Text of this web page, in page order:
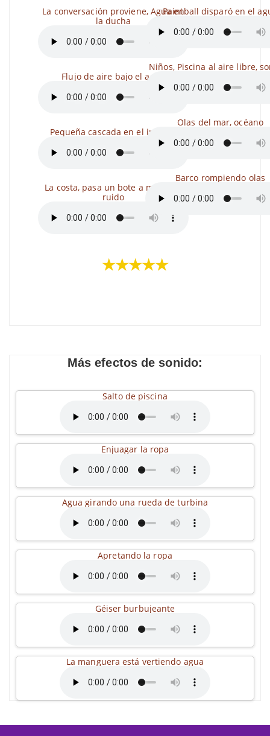
La conversación proviene, Agua en
la ducha
Flujo de aire bajo el agua
Pequeña cascada en el interior
La costa, pasa un bote a motor, el
ruido
Paintball disparó en el
Niños, Piscina al aire libre,
Olas del mar, océano
Barco rompiendo olas
★★★★★
Más efectos de sonido:
Salto de piscina
Enjuagar la ropa
Agua girando una rueda de turbina
Apretando la ropa
Géiser burbujeante
La manguera está vertiendo agua